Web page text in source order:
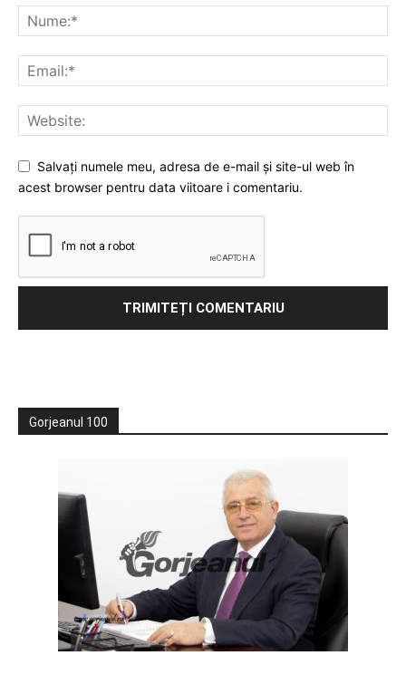
Salvați numele meu, adresa de e-mail și site-ul web în
acest browser pentru data viitoare i comentariu.
Gorjeanul 100